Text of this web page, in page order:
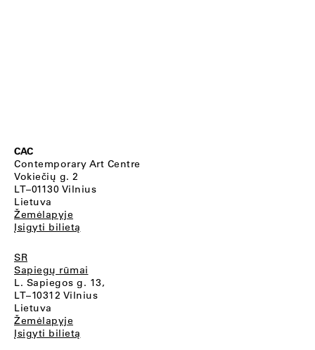
CAC
Contemporary Art Centre
Vokiečių g. 2
LT–01130 Vilnius
Lietuva
Žemėlapyje
Įsigyti bilietą
SR
Sapiegų rūmai
L. Sapiegos g. 13,
LT–10312 Vilnius
Lietuva
Žemėlapyje
Įsigyti bilietą